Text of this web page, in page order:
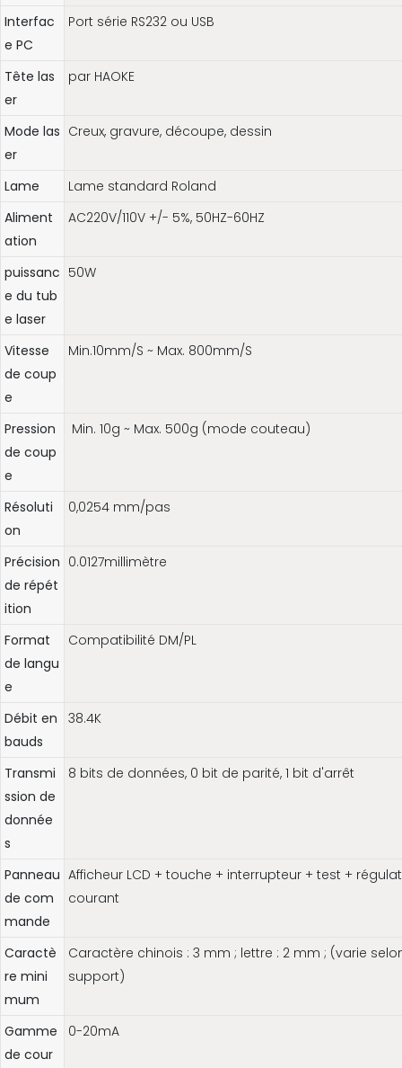
Interfac
e PC
Port série RS232 ou USB
Tête las
er
par HAOKE
Mode las
er
Creux, gravure, découpe, dessin
Lame
Lame standard Roland
Aliment
ation
AC220V/110V +/- 5%, 50HZ-60HZ
puissanc
e du tub
e laser
50W
Vitesse
de coup
e
Min.10mm/S ~ Max. 800mm/S
Pression
de coup
e
Min. 10g ~ Max. 500g (mode couteau)
Résoluti
on
0,0254 mm/pas
Précision
de répét
ition
0.0127millimètre
Format
de langu
e
Compatibilité DM/PL
Débit en
bauds
38.4K
Transmi
ssion de
donnée
s
8 bits de données, 0 bit de parité, 1 bit d'arrêt
Panneau
de com
mande
Afficheur LCD + touche + interrupteur + test +
courant
Caractè
re mini
mum
Caractère chinois : 3 mm ; lettre : 2 mm ; (varie
support)
Gamme
de cour
0-20mA